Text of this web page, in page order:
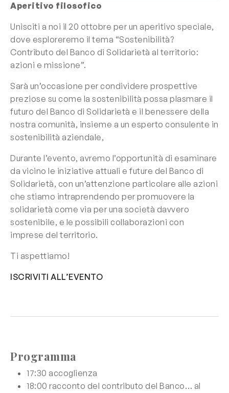
Aperitivo filosofico
Unisciti a noi il 20 ottobre per un aperitivo speciale,
dove esploreremo il tema “Sostenibilità?
Contributo del Banco di Solidarietà al territorio:
azioni e missione”.
Sarà un’occasione per condividere prospettive
preziose su come la sostenibilità possa plasmare il
futuro del Banco di Solidarietà e il benessere della
nostra comunità, insieme a un esperto consulente in
sostenibilità aziendale,
Durante l’evento, avremo l’opportunità di esaminare
da vicino le iniziative attuali e future del Banco di
Solidarietà, con un’attenzione particolare alle azioni
che stiamo intraprendendo per promuovere la
solidarietà come via per una società davvero
sostenibile, e le possibili collaborazioni con
imprese del territorio.
Ti aspettiamo!
ISCRIVITI ALL’EVENTO
Programma
17:30 accoglienza
18:00 racconto del contributo del Banco… al